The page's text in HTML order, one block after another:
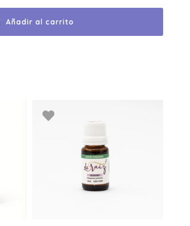
Añadir al carrito